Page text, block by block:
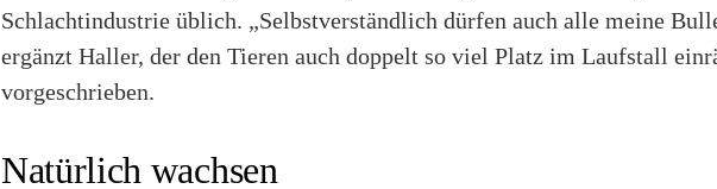
Schlachtindustrie üblich. „Selbstverständlich dürfen auch alle meine
ergänzt Haller, der den Tieren auch doppelt so viel Platz im Laufstall
vorgeschrieben.
Natürlich wachsen